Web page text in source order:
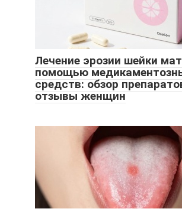
Лечение эрозии шейки
помощью
средств: обзор
отзывы женщин